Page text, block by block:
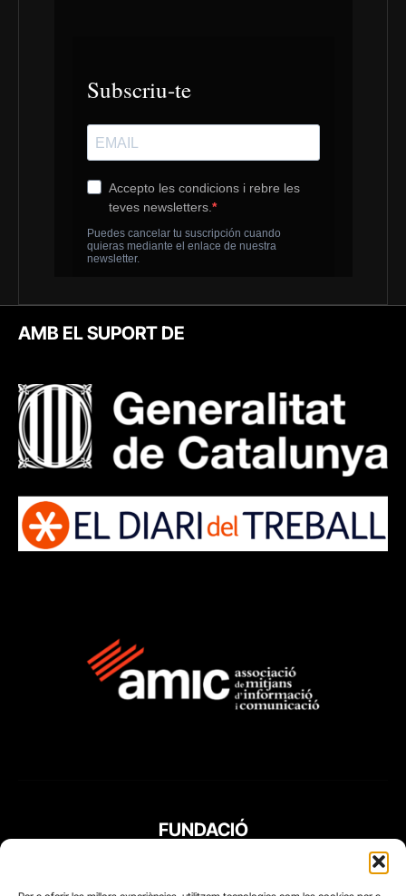
AMB EL SUPORT DE
FUNDACIÓ